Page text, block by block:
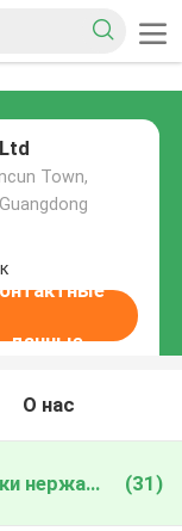
Town,
данные
О нас
China Заготовка для проволоки нержавеющей стали (31)